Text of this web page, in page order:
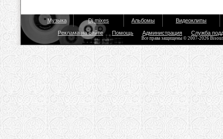
Музыка Dj mixes Альбомы Видеоклипы
Реклама на сайте Помощь Администрация Служба
Все права защищены © 2007-2026